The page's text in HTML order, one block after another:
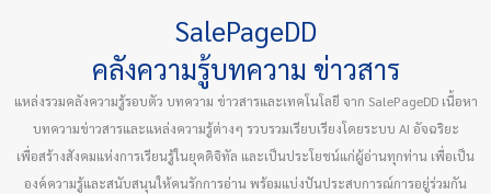
SalePageDD
คลังความรู้บทความ ข่าวสาร
แหล่งรวมคลังความรู้รอบตัว บทความ ข่าวสารและเทคโนโลยี จาก SalePageDD เนื้อหา
บทความข่าวสารและแหล่งความรู้ต่างๆ รวบรวมเรียบเรียงโดยระบบ AI อัจฉริยะ
เพื่อสร้างสังคมแห่งการเรียนรู้ในยุคดิจิทัล และเป็นประโยชน์แก่ผู้อ่านทุกท่าน เพื่อเป็น
องค์ความรู้และสนับสนุนให้คนรักการอ่าน พร้อมแบ่งปันประสบการณ์การอยู่ร่วมกัน